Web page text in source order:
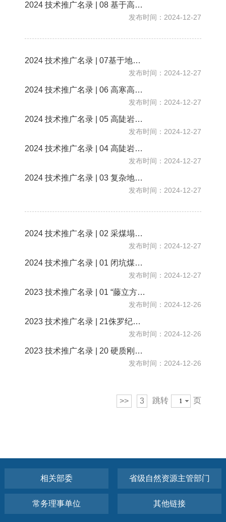
2024 技术推广名录 | 08 基于高精度实景三维的山区生态修复精细设计与精准监测技术
发布时间：2024-12-27
2024 技术推广名录 | 07基于地质-生态系统自然演化规律的山水林田湖草沙一体化生态修复理论技术
发布时间：2024-12-27
2024 技术推广名录 | 06 高寒高海拔工程建设扰损区仿地源生态修复及多样性恢复技术
发布时间：2024-12-27
2024 技术推广名录 | 05 高陡岩质边坡生态长袋法坡面防护与生态复绿综合应用技术
发布时间：2024-12-27
2024 技术推广名录 | 04 高陡岩质边坡“藤立方+”生态恢复系统技术
发布时间：2024-12-27
2024 技术推广名录 | 03 复杂地质条件下采空区充填治理技术
发布时间：2024-12-27
2024 技术推广名录 | 02 采煤塌陷区土地整治与生态修复技术
发布时间：2024-12-27
2024 技术推广名录 | 01 闭坑煤矿酸性水治理“采空空间”控制技术
发布时间：2024-12-27
2023 技术推广名录 | 01 “藤立方+”在矿山边坡生态修复应用技术系统
发布时间：2024-12-26
2023 技术推广名录 | 21侏罗纪煤田浅表生态含水层保护与修复关键技术
发布时间：2024-12-26
2023 技术推广名录 | 20 硬质刚性支护结构边坡免养护生境构建技术
发布时间：2024-12-26
>> 3 跳转 页
相关部委 省级自然资源主管部门
常务理事单位 其他链接